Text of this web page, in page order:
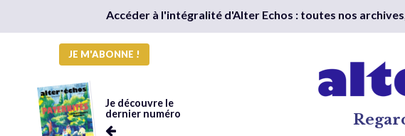
Accéder à l'intégralité d'Alter Echos : toutes nos
JE M'ABONNE !
Je découvre le
dernier numéro